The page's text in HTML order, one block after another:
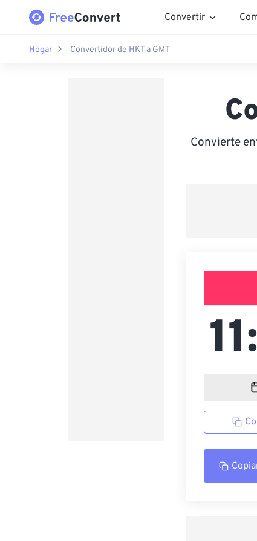
Convertir
Hogar Convertidor de HKT a GMT
Convierte